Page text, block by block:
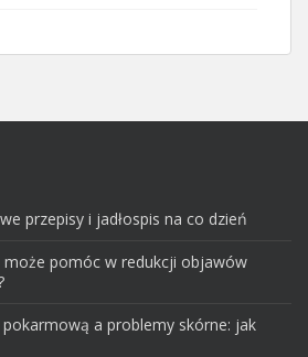
przepisy i jadłospis na co dzień
może pomóc w redukcji objawów
a problemy skórne: jak